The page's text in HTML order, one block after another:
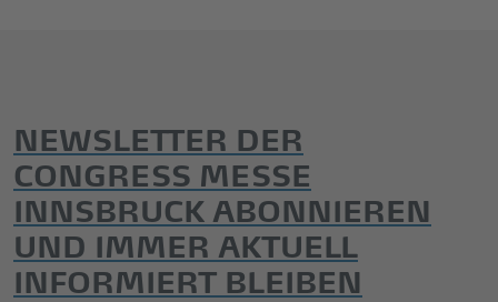
NEWSLETTER DER
CONGRESS MESSE
INNSBRUCK ABONNIEREN
UND IMMER AKTUELL
INFORMIERT BLEIBEN